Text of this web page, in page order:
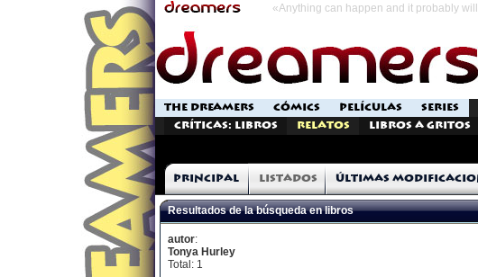
«Anything can happen and it probably
THE DREAMERS CÓMICS PELÍCULAS SERIES
Críticas: Libros
Relatos Libros a Gritos
Principal Listados Últimas
Resultados de la búsqueda en libros
autor:
Tonya Hurley
Total: 1